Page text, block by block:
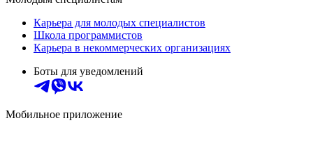
Карьера для молодых специалистов
Школа программистов
Карьера в некоммерческих организациях
Боты для уведомлений
Мобильное приложение